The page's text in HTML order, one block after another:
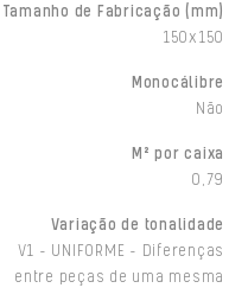
Tamanho de Fabricação (mm)
150x150
Monocálibre
Não
M² por caixa
0,79
Variação de tonalidade
V1 - UNIFORME - Diferenças
entre peças de uma mesma